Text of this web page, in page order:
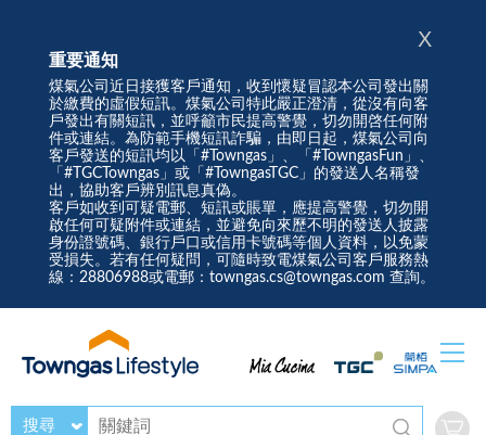
重要通知
煤氣公司近日接獲客戶通知，收到懷疑冒認本公司發出關
於繳費的虛假短訊。煤氣公司特此嚴正澄清，從沒有向客
戶發出有關短訊，並呼籲市民提高警覺，切勿開啓任何附
件或連結。為防範手機短訊詐騙，由即日起，煤氣公司向
客戶發送的短訊均以「#Towngas」、「#TowngasFun」、
「#TGCTowngas」或「#TowngasTGC」的發送人名稱發
出，協助客戶辨別訊息真偽。
客戶如收到可疑電郵、短訊或賬單，應提高警覺，切勿開
啟任何可疑附件或連結，並避免向來歷不明的發送人披露
身份證號碼、銀行戶口或信用卡號碼等個人資料，以免蒙
受損失。若有任何疑問，可隨時致電煤氣公司客戶服務熱
線：28806988或電郵：towngas.cs@towngas.com 查詢。
X
搜尋